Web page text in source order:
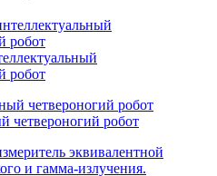
робот
четвероногий робот